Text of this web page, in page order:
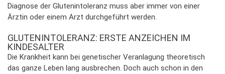
Diagnose der Glutenintoleranz muss aber immer von einer
Ärztin oder einem Arzt durchgeführt werden.
GLUTENINTOLERANZ: ERSTE ANZEICHEN IM
KINDESALTER
Die Krankheit kann bei genetischer Veranlagung theoretisch
das ganze Leben lang ausbrechen. Doch auch schon in den